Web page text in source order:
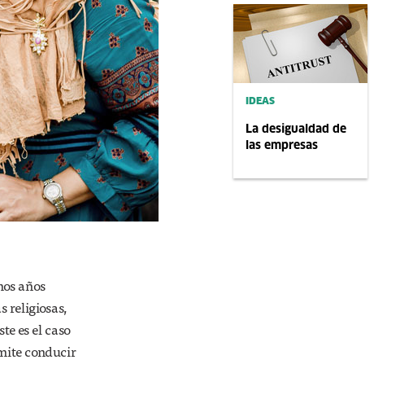
IDEAS
La desigualdad de
las empresas
años
religiosas,
es el caso
conducir